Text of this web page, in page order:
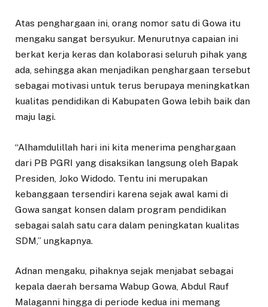
Atas penghargaan ini, orang nomor satu di Gowa itu
mengaku sangat bersyukur. Menurutnya capaian ini
berkat kerja keras dan kolaborasi seluruh pihak yang
ada, sehingga akan menjadikan penghargaan tersebut
sebagai motivasi untuk terus berupaya meningkatkan
kualitas pendidikan di Kabupaten Gowa lebih baik dan
maju lagi.
“Alhamdulillah hari ini kita menerima penghargaan
dari PB PGRI yang disaksikan langsung oleh Bapak
Presiden, Joko Widodo. Tentu ini merupakan
kebanggaan tersendiri karena sejak awal kami di
Gowa sangat konsen dalam program pendidikan
sebagai salah satu cara dalam peningkatan kualitas
SDM,” ungkapnya.
Adnan mengaku, pihaknya sejak menjabat sebagai
kepala daerah bersama Wabup Gowa, Abdul Rauf
Malaganni hingga di periode kedua ini memang